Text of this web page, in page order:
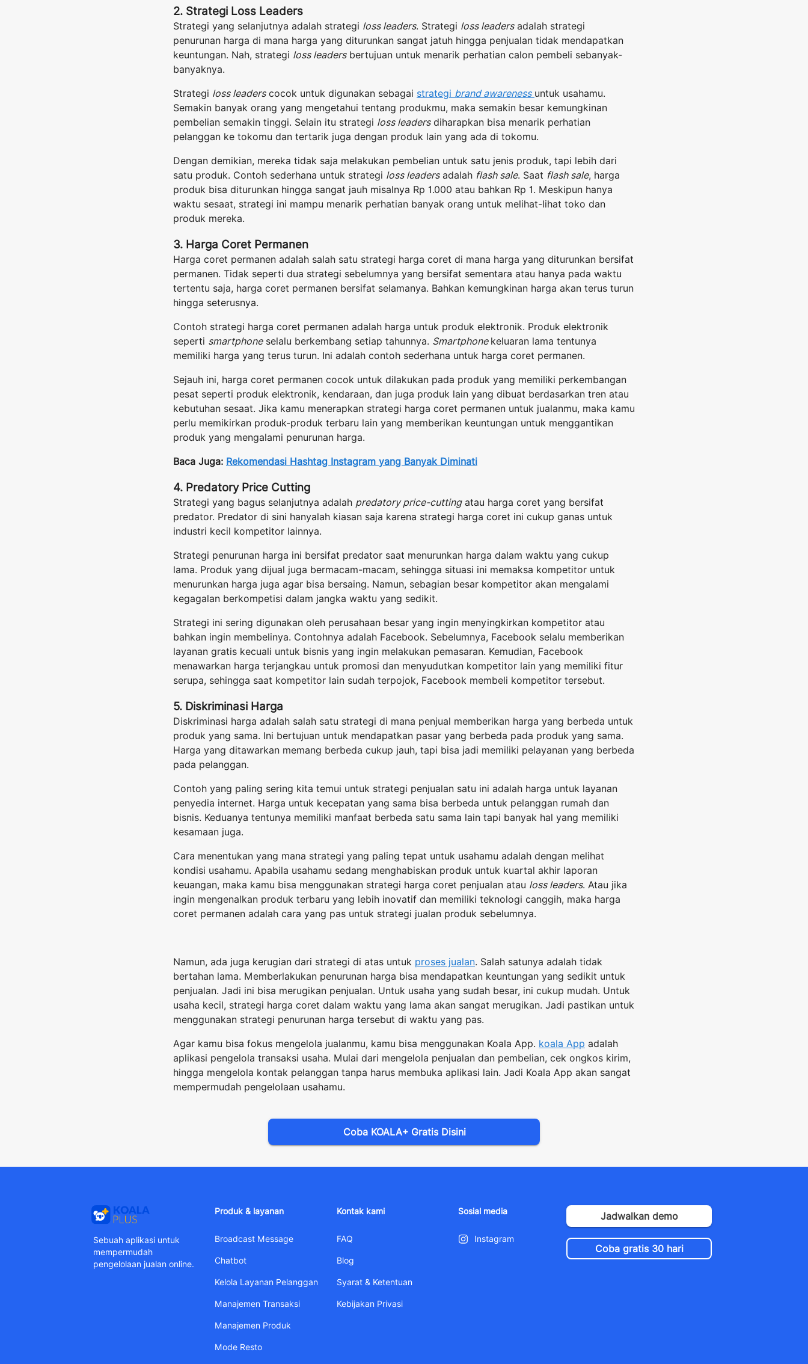
2. Strategi Loss Leaders
Strategi yang selanjutnya adalah strategi loss leaders. Strategi loss leadersadalah strategi
penurunan harga di mana harga yang diturunkan sangat jatuh hingga penjualan tidak mendapatkan
keuntungan. Nah, strategi loss leadersbertujuan untuk menarik perhatian calon pembeli sebanyak-
banyaknya.
Strategi loss leaderscocok untuk digunakan sebagai strategi brand awareness untuk usahamu.
Semakin banyak orang yang mengetahui tentang produkmu, maka semakin besar kemungkinan
pembelian semakin tinggi. Selain itu strategi loss leadersdiharapkan bisa menarik perhatian
pelanggan ke tokomu dan tertarik juga dengan produk lain yang ada di tokomu.
Dengan demikian, mereka tidak saja melakukan pembelian untuk satu jenis produk, tapi lebih dari
satu produk. Contoh sederhana untuk strategi loss leadersadalah flash sale. Saat flash sale, harga
produk bisa diturunkan hingga sangat jauh misalnya Rp 1.000 atau bahkan Rp 1. Meskipun hanya
waktu sesaat, strategi ini mampu menarik perhatian banyak orang untuk melihat-lihat toko dan
produk mereka.
3. Harga Coret Permanen
Harga coret permanen adalah salah satu strategi harga coret di mana harga yang diturunkan bersifat
permanen. Tidak seperti dua strategi sebelumnya yang bersifat sementara atau hanya pada waktu
tertentu saja, harga coret permanen bersifat selamanya. Bahkan kemungkinan harga akan terus turun
hingga seterusnya.
Contoh strategi harga coret permanen adalah harga untuk produk elektronik. Produk elektronik
seperti smartphoneselalu berkembang setiap tahunnya. Smartphone keluaran lama tentunya
memiliki harga yang terus turun. Ini adalah contoh sederhana untuk harga coret permanen.
Sejauh ini, harga coret permanen cocok untuk dilakukan pada produk yang memiliki perkembangan
pesat seperti produk elektronik, kendaraan, dan juga produk lain yang dibuat berdasarkan tren atau
kebutuhan sesaat. Jika kamu menerapkan strategi harga coret permanen untuk jualanmu, maka kamu
perlu memikirkan produk-produk terbaru lain yang memberikan keuntungan untuk menggantikan
produk yang mengalami penurunan harga.
Baca Juga: Rekomendasi Hashtag Instagram yang Banyak Diminati
4. Predatory Price Cutting
Strategi yang bagus selanjutnya adalah predatory price-cuttingatau harga coret yang bersifat
predator. Predator di sini hanyalah kiasan saja karena strategi harga coret ini cukup ganas untuk
industri kecil kompetitor lainnya.
Strategi penurunan harga ini bersifat predator saat menurunkan harga dalam waktu yang cukup
lama. Produk yang dijual juga bermacam-macam, sehingga situasi ini memaksa kompetitor untuk
menurunkan harga juga agar bisa bersaing. Namun, sebagian besar kompetitor akan mengalami
kegagalan berkompetisi dalam jangka waktu yang sedikit.
Strategi ini sering digunakan oleh perusahaan besar yang ingin menyingkirkan kompetitor atau
bahkan ingin membelinya. Contohnya adalah Facebook. Sebelumnya, Facebook selalu memberikan
layanan gratis kecuali untuk bisnis yang ingin melakukan pemasaran. Kemudian, Facebook
menawarkan harga terjangkau untuk promosi dan menyudutkan kompetitor lain yang memiliki fitur
serupa, sehingga saat kompetitor lain sudah terpojok, Facebook membeli kompetitor tersebut.
5. Diskriminasi Harga
Diskriminasi harga adalah salah satu strategi di mana penjual memberikan harga yang berbeda untuk
produk yang sama. Ini bertujuan untuk mendapatkan pasar yang berbeda pada produk yang sama.
Harga yang ditawarkan memang berbeda cukup jauh, tapi bisa jadi memiliki pelayanan yang berbeda
pada pelanggan.
Contoh yang paling sering kita temui untuk strategi penjualan satu ini adalah harga untuk layanan
penyedia internet. Harga untuk kecepatan yang sama bisa berbeda untuk pelanggan rumah dan
bisnis. Keduanya tentunya memiliki manfaat berbeda satu sama lain tapi banyak hal yang memiliki
kesamaan juga.
Cara menentukan yang mana strategi yang paling tepat untuk usahamu adalah dengan melihat
kondisi usahamu. Apabila usahamu sedang menghabiskan produk untuk kuartal akhir laporan
keuangan, maka kamu bisa menggunakan strategi harga coret penjualan atau loss leaders. Atau jika
ingin mengenalkan produk terbaru yang lebih inovatif dan memiliki teknologi canggih, maka harga
coret permanen adalah cara yang pas untuk strategi jualan produk sebelumnya.
Namun, ada juga kerugian dari strategi di atas untuk proses jualan. Salah satunya adalah tidak
bertahan lama. Memberlakukan penurunan harga bisa mendapatkan keuntungan yang sedikit untuk
penjualan. Jadi ini bisa merugikan penjualan. Untuk usaha yang sudah besar, ini cukup mudah. Untuk
usaha kecil, strategi harga coret dalam waktu yang lama akan sangat merugikan. Jadi pastikan untuk
menggunakan strategi penurunan harga tersebut di waktu yang pas.
Agar kamu bisa fokus mengelola jualanmu, kamu bisa menggunakan Koala App. koala App adalah
aplikasi pengelola transaksi usaha. Mulai dari mengelola penjualan dan pembelian, cek ongkos kirim,
hingga mengelola kontak pelanggan tanpa harus membuka aplikasi lain. Jadi Koala App akan sangat
mempermudah pengelolaan usahamu.
Coba KOALA+ Gratis Disini
Sebuah aplikasi untuk
mempermudah
pengelolaan jualan online.
Produk & layanan
Broadcast Message
Chatbot
Kelola Layanan Pelanggan
Manajemen Transaksi
Manajemen Produk
Mode Resto
Kontak kami
FAQ
Blog
Syarat & Ketentuan
Kebijakan Privasi
Sosial media
Instagram
Jadwalkan demo
Coba gratis 30 hari